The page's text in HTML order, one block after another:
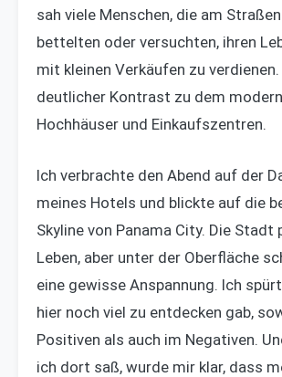
sah viele Menschen, die am
bettelten oder versuchten, ihren
mit kleinen Verkäufen zu verdienen.
deutlicher Kontrast zu dem
Hochhäuser und Einkaufszentren.
Ich verbrachte den Abend auf der
meines Hotels und blickte auf die
Skyline von Panama City. Die
Leben, aber unter der Oberfläche
eine gewisse Anspannung. Ich
hier noch viel zu entdecken gab,
Positiven als auch im Negativen.
ich dort saß, wurde mir klar, dass